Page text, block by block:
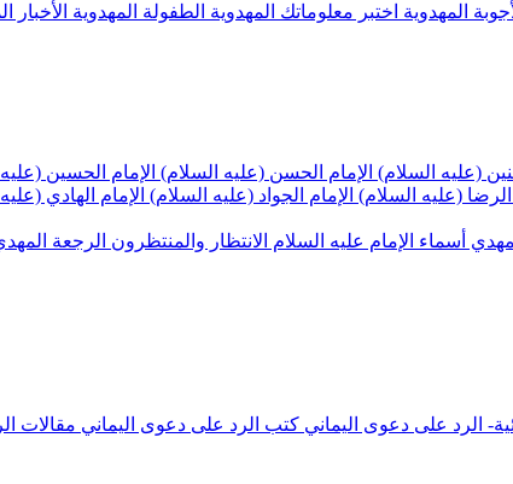
المهدوية اختبر معلوماتك المهدوية الطفولة المهدوية الأخبار
(عليه السلام) الإمام الحسن (عليه السلام) الإمام الحسين
الرضا (عليه السلام) الإمام الجواد (عليه السلام) الإمام الهادي
أسماء الإمام عليه السلام الانتظار والمنتظرون الرجعة
الرد على دعوى اليماني كتب الرد على دعوى اليماني مقالات